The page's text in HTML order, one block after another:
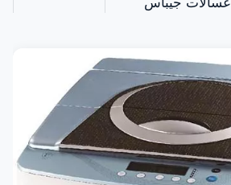
شركة امارات
فيكس.
لذلك فان أبواب
غسالات Geepas
متوفر